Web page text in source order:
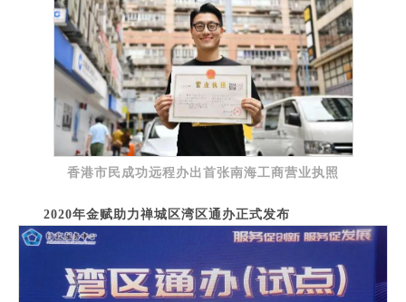
香港市民成功远程办出首张南海工商营业执照
2020年金赋助力禅城区湾区通办正式发布